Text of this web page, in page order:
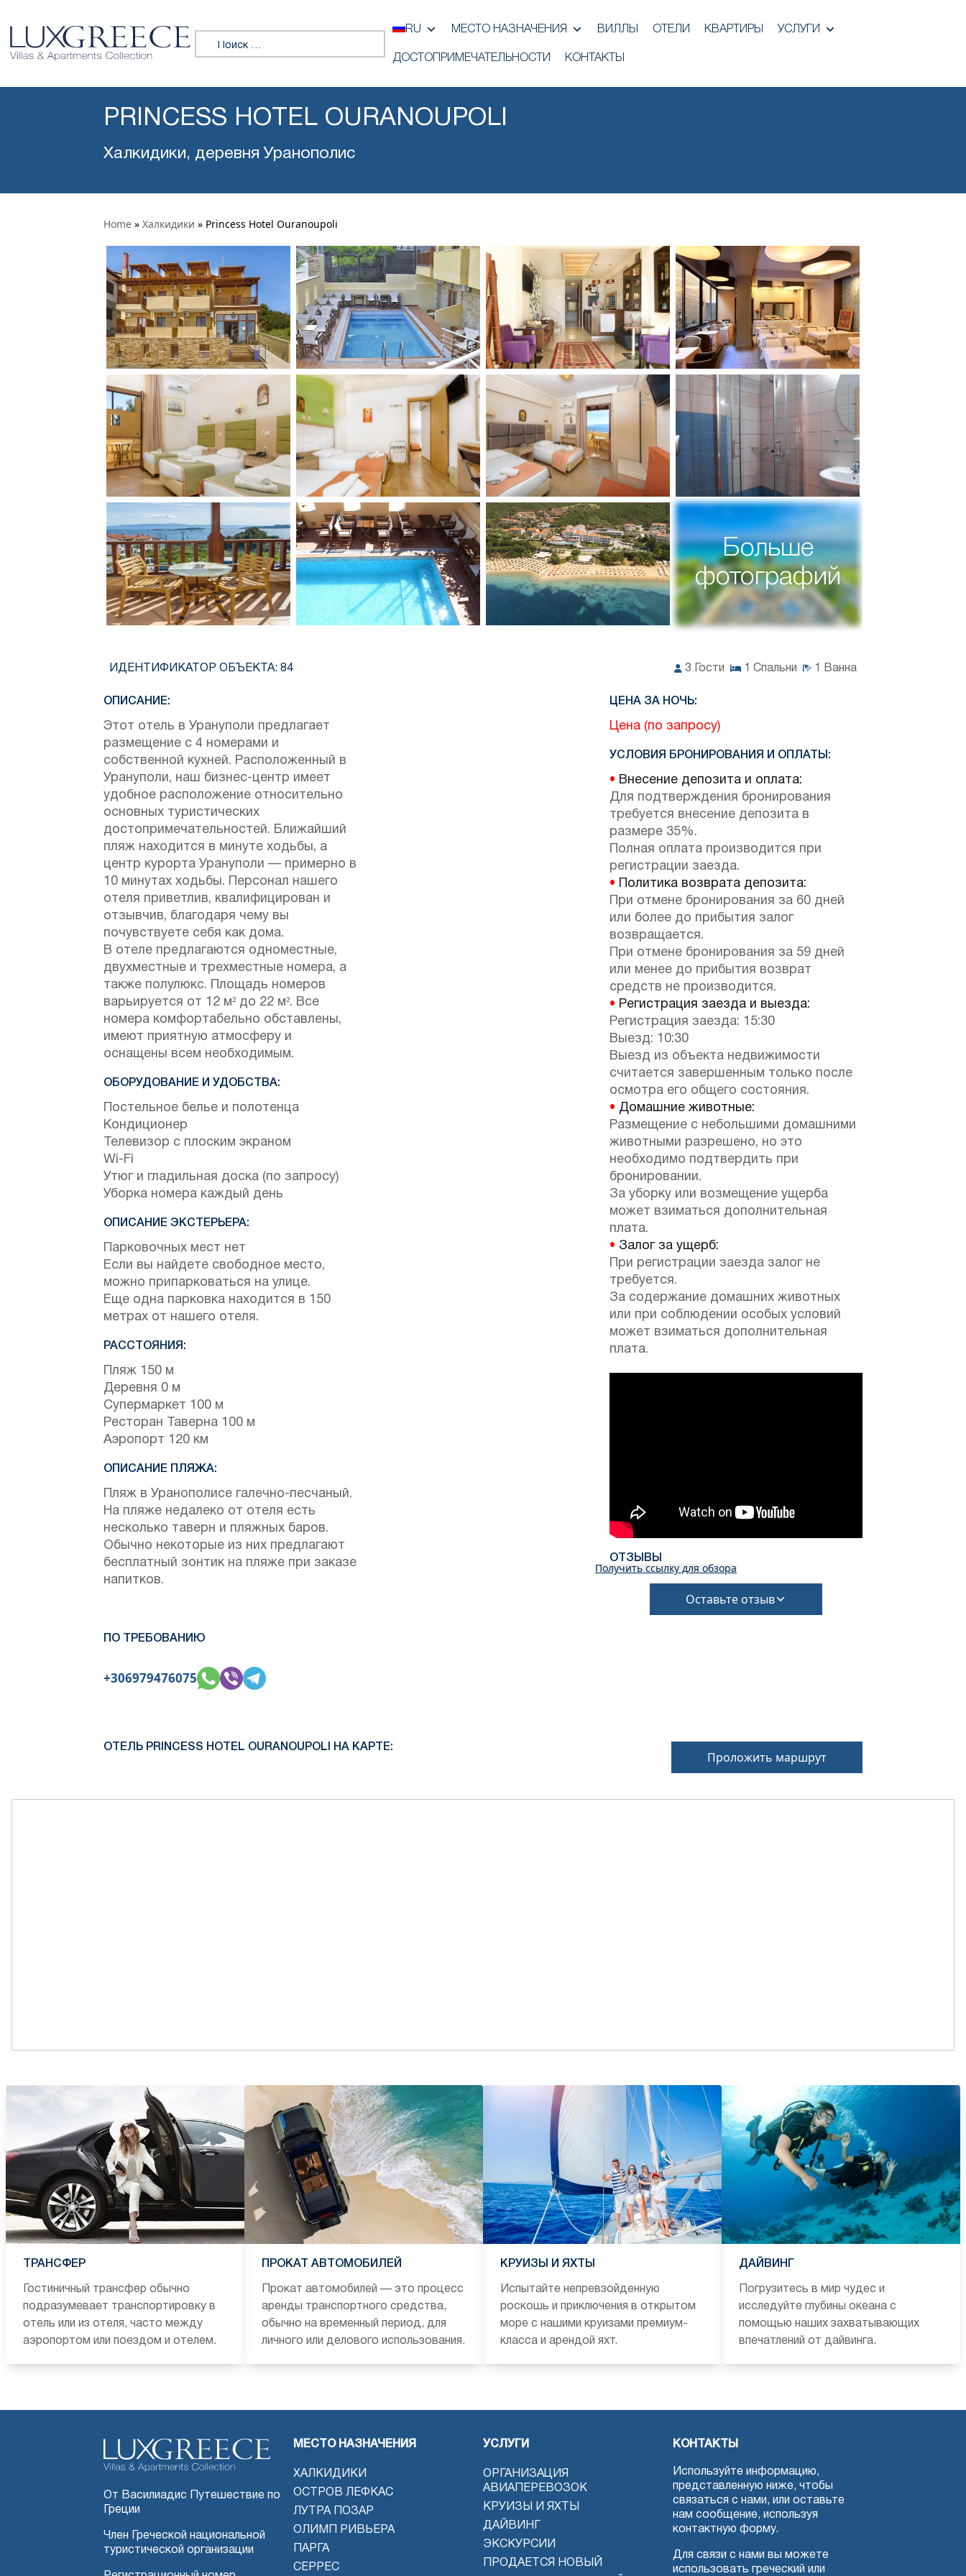
Искать:
RU МЕСТО НАЗНАЧЕНИЯ ВИЛЛЫ ОТЕЛИ КВАРТИРЫ УСЛУГИ
ДОСТОПРИМЕЧАТЕЛЬНОСТИ КОНТАКТЫ
PRINCESS HOTEL OURANOUPOLI
Халкидики, деревня Уранополис
Home » Халкидики » Princess Hotel Ouranoupoli
Больше
фотографий
ИДЕНТИФИКАТОР ОБЪЕКТА: 84 3 Гости 1 Спальни 1 Ванна
ОПИСАНИЕ:
Этот отель в Урануполи предлагает
размещение с 4 номерами и
собственной кухней. Расположенный в
Урануполи, наш бизнес-центр имеет
удобное расположение относительно
основных туристических
достопримечательностей. Ближайший
пляж находится в минуте ходьбы, а
центр курорта Урануполи — примерно в
10 минутах ходьбы. Персонал нашего
отеля приветлив, квалифицирован и
отзывчив, благодаря чему вы
почувствуете себя как дома.
В отеле предлагаются одноместные,
двухместные и трехместные номера, а
также полулюкс. Площадь номеров
варьируется от 12 м² до 22 м². Все
номера комфортабельно обставлены,
имеют приятную атмосферу и
оснащены всем необходимым.
ОБОРУДОВАНИЕ И УДОБСТВА:
Постельное белье и полотенца
Кондиционер
Телевизор с плоским экраном
Wi-Fi
Утюг и гладильная доска (по запросу)
Уборка номера каждый день
ОПИСАНИЕ ЭКСТЕРЬЕРА:
Парковочных мест нет
Если вы найдете свободное место,
можно припарковаться на улице.
Еще одна парковка находится в 150
метрах от нашего отеля.
РАССТОЯНИЯ:
Пляж 150 м
Деревня 0 м
Супермаркет 100 м
Ресторан Таверна 100 м
Аэропорт 120 км
ОПИСАНИЕ ПЛЯЖА:
Пляж в Уранополисе галечно-песчаный.
На пляже недалеко от отеля есть
несколько таверн и пляжных баров.
Обычно некоторые из них предлагают
бесплатный зонтик на пляже при заказе
напитков.
ЦЕНА ЗА НОЧЬ:
Цена (по запросу)
УСЛОВИЯ БРОНИРОВАНИЯ И ОПЛАТЫ:
• Внесение депозита и оплата:
Для подтверждения бронирования
требуется внесение депозита в
размере 35%.
Полная оплата производится при
регистрации заезда.
• Политика возврата депозита:
При отмене бронирования за 60 дней
или более до прибытия залог
возвращается.
При отмене бронирования за 59 дней
или менее до прибытия возврат
средств не производится.
• Регистрация заезда и выезда:
Регистрация заезда: 15:30
Выезд: 10:30
Выезд из объекта недвижимости
считается завершенным только после
осмотра его общего состояния.
• Домашние животные:
Размещение с небольшими домашними
животными разрешено, но это
необходимо подтвердить при
бронировании.
За уборку или возмещение ущерба
может взиматься дополнительная
плата.
• Залог за ущерб:
При регистрации заезда залог не
требуется.
За содержание домашних животных
или при соблюдении особых условий
может взиматься дополнительная
плата.
ОТЗЫВЫ
Получить ссылку для обзора
Оставьте отзыв
ПО ТРЕБОВАНИЮ
+306979476075
ОТЕЛЬ PRINCESS HOTEL OURANOUPOLI НА КАРТЕ:
Проложить маршрут
ТРАНСФЕР
Гостиничный трансфер обычно
подразумевает транспортировку в
отель или из отеля, часто между
аэропортом или поездом и отелем.
ПРОКАТ АВТОМОБИЛЕЙ
Прокат автомобилей — это процесс
аренды транспортного средства,
обычно на временный период, для
личного или делового использования.
КРУИЗЫ И ЯХТЫ
Испытайте непревзойденную
роскошь и приключения в открытом
море с нашими круизами премиум-
класса и арендой яхт.
ДАЙВИНГ
Погрузитесь в мир чудес и
исследуйте глубины океана с
помощью наших захватывающих
впечатлений от дайвинга.
От Василиадис Путешествие по
Греции
Член Греческой национальной
туристической организации
МЕСТО НАЗНАЧЕНИЯ
ХАЛКИДИКИ
ОСТРОВ ЛЕФКАС
ЛУТРА ПОЗАР
ОЛИМП РИВЬЕРА
ПАРГА
СЕРРЕС
УСЛУГИ
ОРГАНИЗАЦИЯ
АВИАПЕРЕВОЗОК
КРУИЗЫ И ЯХТЫ
ДАЙВИНГ
ЭКСКУРСИИ
ПРОДАЕТСЯ НОВЫЙ
КОНТАКТЫ
Используйте информацию,
представленную ниже, чтобы
связаться с нами, или оставьте
нам сообщение, используя
контактную форму.
Для связи с нами вы можете
использовать греческий или